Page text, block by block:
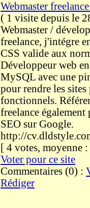
Webmaster
( 1 visite depuis le
Webmaster /
freelance, j'intégre
CSS valide aux
Développeur web
MySQL avec une
pour rendre les sites
fonctionnels.
freelance également
SEO sur Google.
http://
[ 4 votes,
Voter pour ce site
Commentaires (0) :
Rédiger